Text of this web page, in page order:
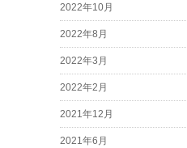
2022年10月
2022年8月
2022年3月
2022年2月
2021年12月
2021年6月